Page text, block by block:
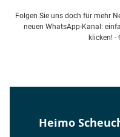
Folgen Sie uns doch für mehr
neuen WhatsApp-Kanal:
klicken! -
Heimo